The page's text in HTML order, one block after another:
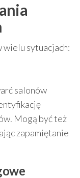
wielu sytuacjach:
salonów
Mogą być też
zapamiętanie